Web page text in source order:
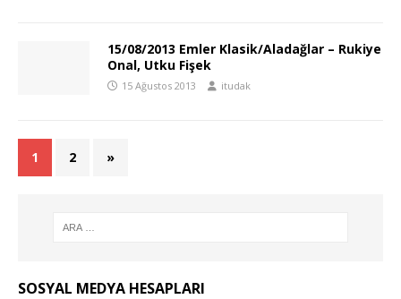
15/08/2013 Emler Klasik/Aladağlar – Rukiye
Onal, Utku Fişek
15 Ağustos 2013 itudak
1 2 »
SOSYAL MEDYA HESAPLARI